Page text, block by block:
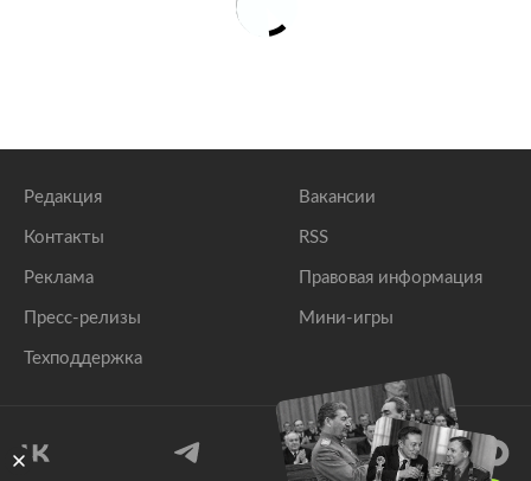
Редакция
Контакты
Реклама
Пресс-релизы
Техподдержка
Вакансии
RSS
Правовая информация
Мини-игры